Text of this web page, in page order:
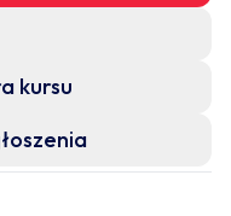
kursu